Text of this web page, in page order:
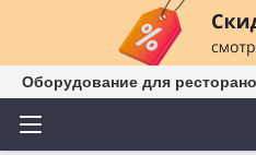
Оборудование для